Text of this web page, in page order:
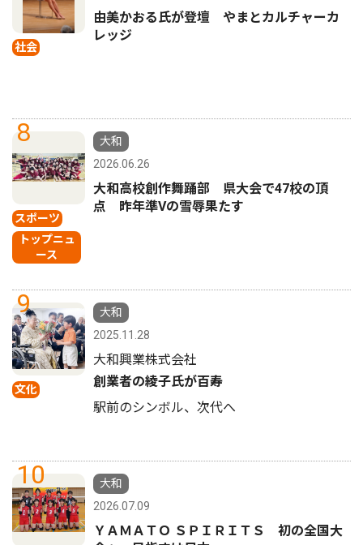
社会
由美かおる氏が登壇 やまとカルチャーカ
レッジ
8
スポーツ
トップニュ
ース
大和
2026.06.26
大和高校創作舞踊部 県大会で47校の頂
点 昨年準Vの雪辱果たす
9
文化
大和
2025.11.28
大和興業株式会社
創業者の綾子氏が百寿
駅前のシンボル、次代へ
10
大和
2026.07.09
ＹＡＭＡＴＯ ＳＰＩＲＩＴＳ 初の全国大